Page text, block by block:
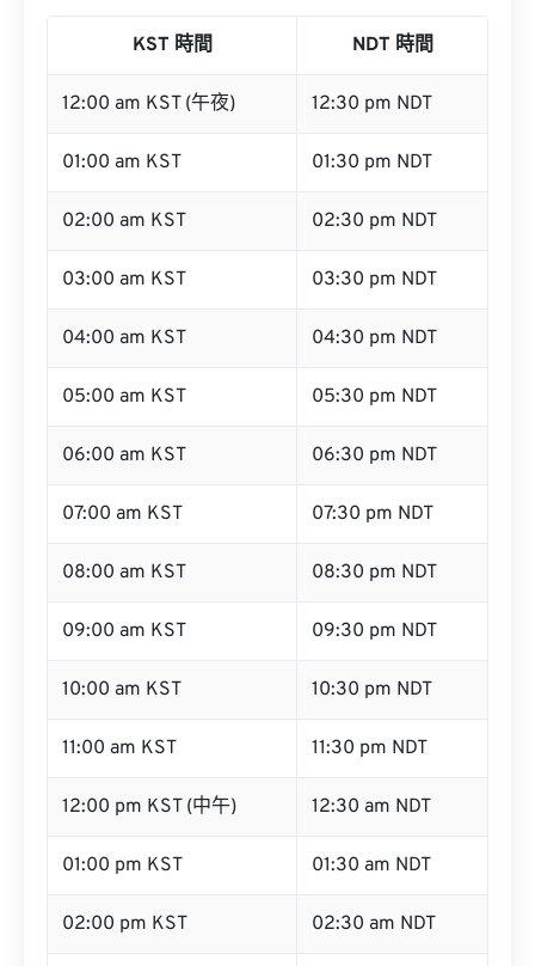
KST 時間 NDT 時間
12:00 am KST (午夜) 12:30 pm NDT
01:00 am KST 01:30 pm NDT
02:00 am KST 02:30 pm NDT
03:00 am KST 03:30 pm NDT
04:00 am KST 04:30 pm NDT
05:00 am KST 05:30 pm NDT
06:00 am KST 06:30 pm NDT
07:00 am KST 07:30 pm NDT
08:00 am KST 08:30 pm NDT
09:00 am KST 09:30 pm NDT
10:00 am KST 10:30 pm NDT
11:00 am KST 11:30 pm NDT
12:00 pm KST (中午) 12:30 am NDT
01:00 pm KST 01:30 am NDT
02:00 pm KST 02:30 am NDT